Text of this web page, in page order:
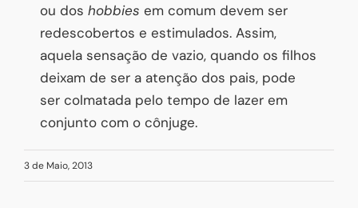
ou dos hobbies em comum devem ser
redescobertos e estimulados. Assim,
aquela sensação de vazio, quando os filhos
deixam de ser a atenção dos pais, pode
ser colmatada pelo tempo de lazer em
conjunto com o cônjuge.
3 de Maio, 2013